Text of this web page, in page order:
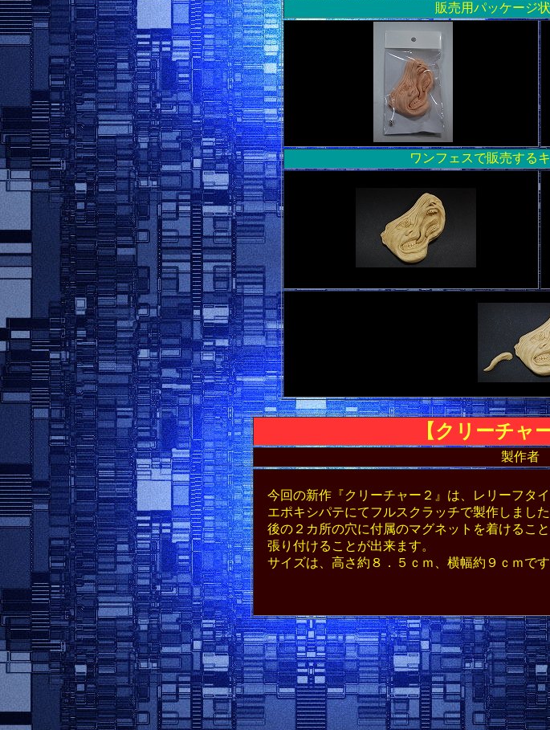
販売用パッケージ
ワンフェスで販売する
【クリーチャ
製作者
今回の新作『クリーチャー２』は、レリーフタイ
エポキシパテにてフルスクラッチで製作しました
後の２カ所の穴に付属のマグネットを着けるこ
張り付けることが出来ます。
サイズは、高さ約８．５ｃｍ、横幅約９ｃｍで